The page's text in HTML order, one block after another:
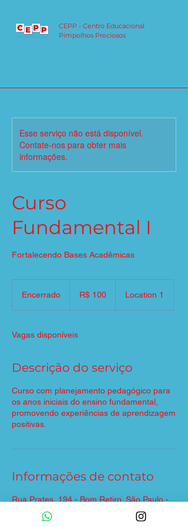
CEPP - Centro Educacional
Pimpolhos Preciosos
Esse serviço não está disponível.
Contate-nos para obter mais
informações.
Curso
Fundamental I
Fortalecendo Bases Acadêmicas
Encerrado
r
d
brasileiros
R$ 100 Location 1
Vagas disponíveis
Descrição do serviço
Curso com planejamento pedagógico para
os anos iniciais do ensino fundamental,
promovendo experiências de aprendizagem
positivas.
Informações de contato
Rua Prates, 194 - Bom Retiro, São Paulo -
SP, 01121-000
(11) 3456-7890